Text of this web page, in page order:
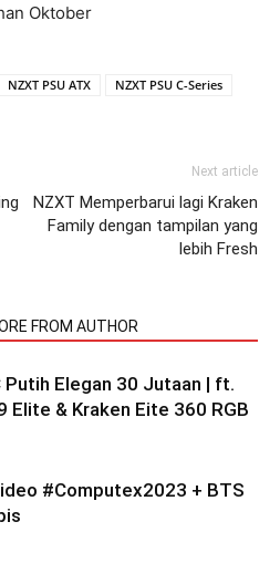
Oktober
NZXT PSU ATX
NZXT PSU C-Series
Next article
NZXT Memperbarui lagi Kraken
Family dengan tampilan yang
lebih Fresh
FROM AUTHOR
Putih Elegan 30 Jutaan | ft.
Elite & Kraken Eite 360 RGB
#Computex2023 + BTS